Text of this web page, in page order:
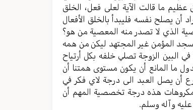
ما قالت الآية لعلى فعل، الخلق
أن يصلح نفسه فليبدأ بالخلق الأفعال
الذي لا تصدر منه المعصية من هو؟
المؤمن غير المجتهد ليكن من همه
البين الزوجة تصلي خلفه بكل أرتياح
ما المانع أن يكون مستوى همتنا أن
أن يصل العبد الى درجة لاي فكر في
هذه درجة تخصصية المهم أن
وآله وسلم.